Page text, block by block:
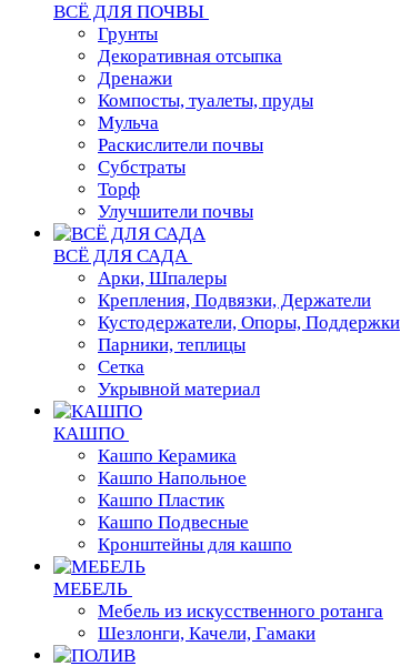
ВСЁ ДЛЯ ПОЧВЫ
Грунты
Декоративная отсыпка
Дренажи
Компосты, туалеты, пруды
Мульча
Раскислители почвы
Субстраты
Торф
Улучшители почвы
ВСЁ ДЛЯ САДА
Арки, Шпалеры
Крепления, Подвязки, Держатели
Кустодержатели, Опоры, Поддержки
Парники, теплицы
Сетка
Укрывной материал
КАШПО
Кашпо Керамика
Кашпо Напольное
Кашпо Пластик
Кашпо Подвесные
Кронштейны для кашпо
МЕБЕЛЬ
Мебель из искусственного ротанга
Шезлонги, Качели, Гамаки